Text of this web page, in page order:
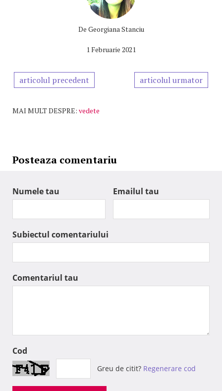
De Georgiana Stanciu
1 Februarie 2021
articolul precedent articolul urmator
MAI MULT DESPRE: vedete
Posteaza comentariu
Numele tau Emailul tau
Subiectul comentariului
Comentariul tau
Cod
Greu de citit? Regenerare cod